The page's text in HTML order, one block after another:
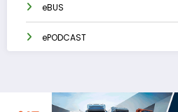
eBUS
ePODCAST